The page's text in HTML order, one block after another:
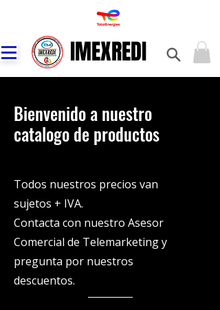
IMEXREDI
IMEXREDI
Bienvenido a nuestro
catalogo de productos
Todos nuestros precios van
sujetos + IVA.
Contacta con nuestro Asesor
Comercial de Telemarketing y
pregunta por nuestros
descuentos.